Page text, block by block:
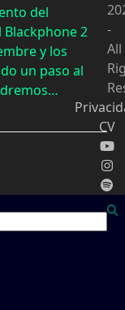
del
Blackphone 2
y los
un paso al
-
All
CV